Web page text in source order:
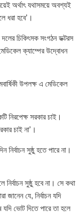
অর্থাৎ যথাসময়ে অবশ্যই
ধরা হবে’।
দলের চিকিৎসক সংগঠন ডক্টরস
ক্যাম্পের উদ্বোধন
উপলক্ষ এ মেডিকেল
নিরপেক্ষ সরকার চাই।
চাই না’।
নির্বাচন সুষ্ঠু হতে পারে না।
নির্বাচন সুষ্ঠু হবে না। সে কথা
জানেন যে, নির্বাচন যদি
যদি ভোট দিতে পারে তা হলে